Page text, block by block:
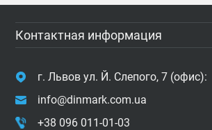
Контактная информация
г. Львов ул. Й. Слепого, 7 (офис):
info@dinmark.com.ua
+38 096 011-01-03